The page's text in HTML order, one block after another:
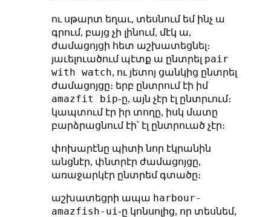
ու սթարտ եղաւ, տեսնում եմ ինչ ա
գրում, բայց չի լինում, մէկ ա,
ժամացոյցի հետ աշխատեցնել։
յաւելուածում պէտք ա ընտրել pair
with watch, ու յետոյ ցանկից ընտրել
ժամացոյցը։ երբ ընտրում էի իմ
amazfit bip֊ը, այն չէր էլ ընտրւում։
կապտում էր իր տողը, իսկ մատը
բարձրացնում էի՝ էլ ընտրուած չէր։
փոխարէնը պիտի նոր էկրանին
անցնէր, փնտրէր ժամացոյցը,
առաջարկէր ընտրեմ գտածը։
աշխատեցրի ապա harbour-
amazfish-ui ֊ը կոնսոլից, որ տեսնեմ,